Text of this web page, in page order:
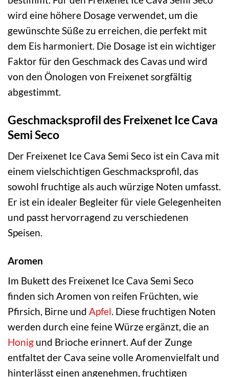
wird eine höhere Dosage verwendet, um die
gewünschte Süße zu erreichen, die perfekt mit
dem Eis harmoniert. Die Dosage ist ein wichtiger
Faktor für den Geschmack des Cavas und wird
von den Önologen von Freixenet sorgfältig
abgestimmt.
Geschmacksprofil des Freixenet Ice Cava
Semi Seco
Der Freixenet Ice Cava Semi Seco ist ein Cava mit
einem vielschichtigen Geschmacksprofil, das
sowohl fruchtige als auch würzige Noten umfasst.
Er ist ein idealer Begleiter für viele Gelegenheiten
und passt hervorragend zu verschiedenen
Speisen.
Aromen
Im Bukett des Freixenet Ice Cava Semi Seco
finden sich Aromen von reifen Früchten, wie
Pfirsich, Birne und Apfel. Diese fruchtigen Noten
werden durch eine feine Würze ergänzt, die an
Honig und Brioche erinnert. Auf der Zunge
entfaltet der Cava seine volle Aromenvielfalt und
hinterlässt einen angenehmen, fruchtigen